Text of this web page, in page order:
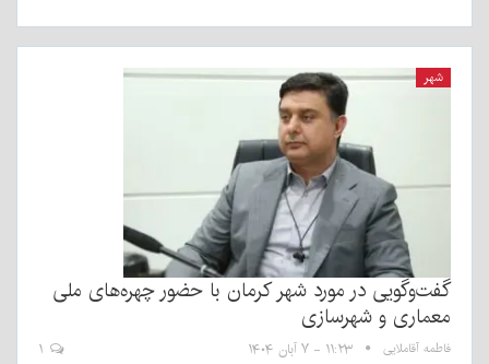
شهر
گفت‌وگویی در مورد شهر کرمان با حضور چهره‌های ملی
معماری و شهرسازی
فاطمه آقاملایی ۱۱:۲۳ - ۷ آبان ۱۴۰۴